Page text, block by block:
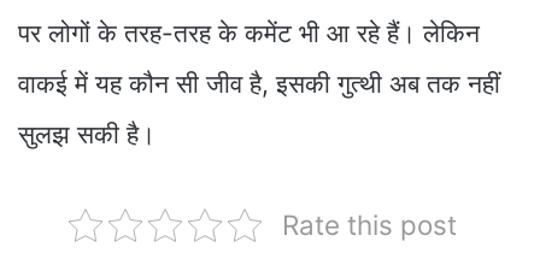
पर लोगों के तरह-तरह के कमेंट भी आ रहे हैं। लेकिन
वाकई में यह कौन सी जीव है, इसकी गुत्थी अब तक नहीं
सुलझ सकी है।
Rate this post